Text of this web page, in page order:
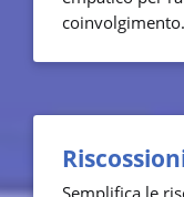
coinvolgimento.
Semplifica le